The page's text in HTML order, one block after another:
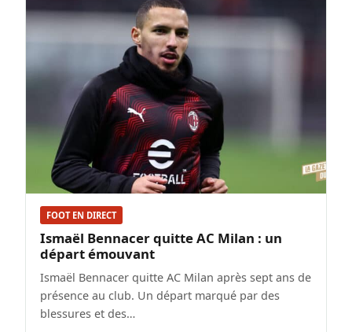
FOOT EN DIRECT
Ismaël Bennacer quitte AC Milan : un
départ émouvant
Ismaël Bennacer quitte AC Milan après sept ans de
présence au club. Un départ marqué par des
blessures et des…